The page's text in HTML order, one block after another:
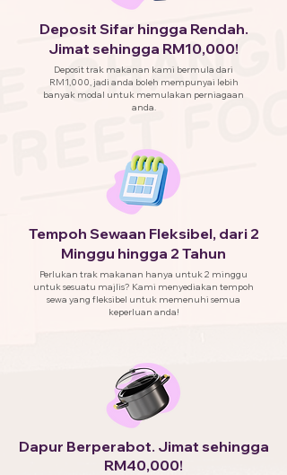
Deposit Sifar hingga Rendah.
Jimat sehingga RM10,000!
Deposit trak makanan kami bermula dari
RM1,000, jadi anda boleh mempunyai lebih
banyak modal untuk memulakan perniagaan
anda.
Tempoh Sewaan Fleksibel, dari 2
Minggu hingga 2 Tahun
Perlukan trak makanan hanya untuk 2 minggu
untuk sesuatu majlis? Kami menyediakan tempoh
sewa yang fleksibel untuk memenuhi semua
keperluan anda!
Dapur Berperabot. Jimat sehingga
RM40,000!